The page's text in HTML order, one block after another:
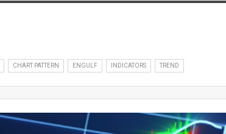
CHART PATTERN ENGULF INDICATORS TREND